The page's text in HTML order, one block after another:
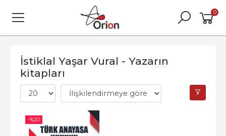
0
İstiklal Yaşar Vural - Yazarın
kitapları
-%20